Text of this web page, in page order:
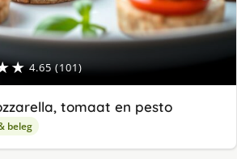
4.65 (101)
tomaat en pesto
beleg